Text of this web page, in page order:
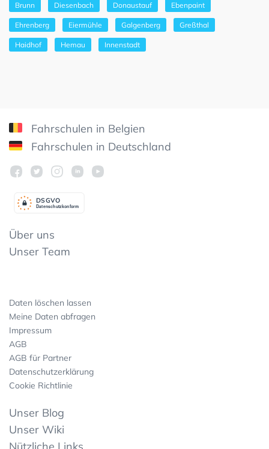
Brunn Diesenbach Donaustauf Ebenpaint
Ehrenberg Eiermühle Galgenberg Greßthal
Haidhof Hemau Innenstadt
Fahrschulen in Belgien
Fahrschulen in Deutschland
Datenschutzkonform
DSGVO
Über uns
Unser Team
Daten löschen lassen
Meine Daten abfragen
Impressum
AGB
AGB für Partner
Datenschutzerklärung
Cookie Richtlinie
Unser Blog
Unser Wiki